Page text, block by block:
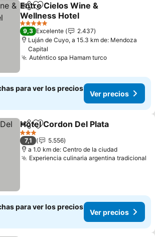
CompartirAñadir a favoritos
Entre Cielos Wine &
Wellness Hotel
Ver precios
5 Estrellas
9,3 Excelente
2.437
Luján de Cuyo, a 15.3 km de: Mendoza
Capital
Auténtico spa Hamam turcoVer precios
para ver los precios
Ver precios
CompartirAñadir a favoritos
Hotel Cordon Del Plata
3 Estrellas
7,1
5.556
a 1.0 km de: Centro de la ciudad
Experiencia culinaria argentina tradicional
para ver los precios
Ver precios